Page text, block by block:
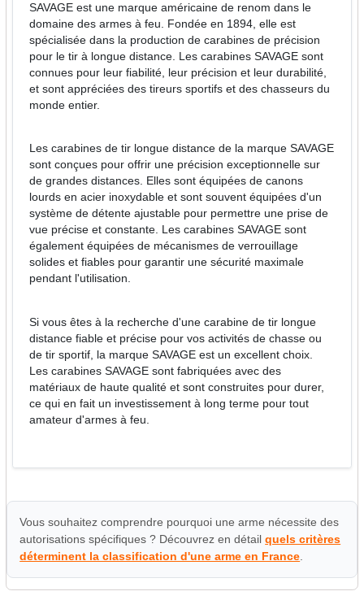
SAVAGE est une marque américaine de renom dans le
domaine des armes à feu. Fondée en 1894, elle est
spécialisée dans la production de carabines de précision
pour le tir à longue distance. Les carabines SAVAGE sont
connues pour leur fiabilité, leur précision et leur durabilité,
et sont appréciées des tireurs sportifs et des chasseurs du
monde entier.
Les carabines de tir longue distance de la marque SAVAGE
sont conçues pour offrir une précision exceptionnelle sur
de grandes distances. Elles sont équipées de canons
lourds en acier inoxydable et sont souvent équipées d'un
système de détente ajustable pour permettre une prise de
vue précise et constante. Les carabines SAVAGE sont
également équipées de mécanismes de verrouillage
solides et fiables pour garantir une sécurité maximale
pendant l'utilisation.
Si vous êtes à la recherche d'une carabine de tir longue
distance fiable et précise pour vos activités de chasse ou
de tir sportif, la marque SAVAGE est un excellent choix.
Les carabines SAVAGE sont fabriquées avec des
matériaux de haute qualité et sont construites pour durer,
ce qui en fait un investissement à long terme pour tout
amateur d'armes à feu.
Vous souhaitez comprendre pourquoi une arme nécessite des
autorisations spécifiques ? Découvrez en détailquels critères
déterminent la classification d'une arme en France.